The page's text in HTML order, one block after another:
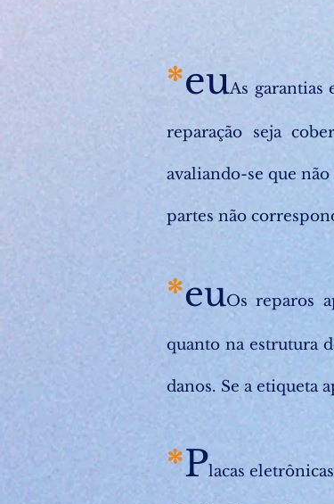
*euAs garantias
reparação seja
avaliando-se que
partes não
*euOs reparos
quanto na estrutura
danos. Se a etiqueta
*Placas